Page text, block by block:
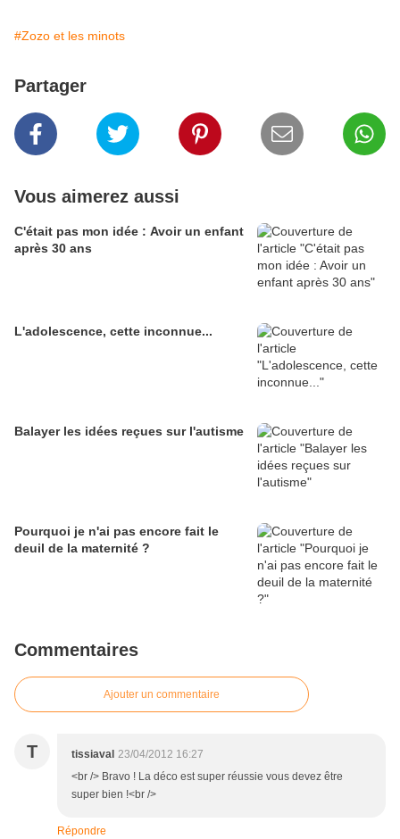
#Zozo et les minots
Partager
Vous aimerez aussi
C'était pas mon idée : Avoir un enfant
après 30 ans
L'adolescence, cette inconnue...
Balayer les idées reçues sur l'autisme
Pourquoi je n'ai pas encore fait le
deuil de la maternité ?
Commentaires
Ajouter un commentaire
T tissiaval 23/04/2012 16:27
<br /> Bravo ! La déco est super réussie vous devez être
super bien !<br />
Répondre